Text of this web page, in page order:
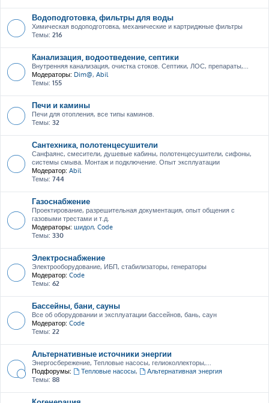
Водоподготовка, фильтры для воды
Химическая водоподготовка, механические и картриджные фильтры
Темы: 216
Канализация, водоотведение, септики
Внутренняя канализация, очистка стоков. Септики, ЛОС, препараты,...
Модераторы: Dim@, Abil
Темы: 155
Печи и камины
Печи для отопления, все типы каминов.
Темы: 32
Сантехника, полотенцесушители
Санфаянс, смесители, душевые кабины, полотенцесушители, сифоны,
системы смыва. Монтаж и подключение. Опыт эксплуатации
Модератор: Abil
Темы: 744
Газоснабжение
Проектирование, разрешительная документация, опыт общения с
газовыми трестами и т.д.
Модераторы: шидол, Code
Темы: 330
Электроснабжение
Электрооборудование, ИБП, стабилизаторы, генераторы
Модератор: Code
Темы: 62
Бассейны, бани, сауны
Все об оборудовании и эксплуатации бассейнов, бань, саун
Модератор: Code
Темы: 22
Альтернативные источники энергии
Энергосбережение, Тепловые насосы, гелиоколлекторы,...
Подфорумы:
Тепловые насосы,
Альтернативная энергия
Темы: 88